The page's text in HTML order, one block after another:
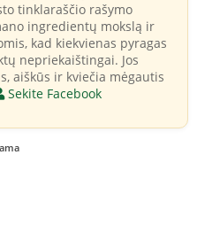
tinklaraščio rašymo
ingredientų mokslą ir
kad kiekvienas pyragas
nepriekaištingai. Jos
aiškūs ir kviečia mėgautis
Sekite Facebook